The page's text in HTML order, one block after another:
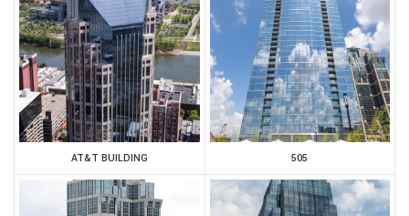
AT&T BUILDING 505